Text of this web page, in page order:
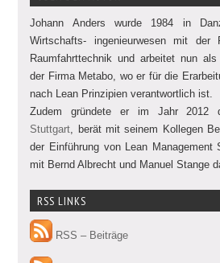
Johann Anders wurde 1984 in
Wirtschafts- ingenieurwesen mit der
Raumfahrttechnik und arbeitet nun
der Firma Metabo, wo er für die
nach Lean Prinzipien verantwortlich ist.
Zudem gründete er im Jahr 2012
Stuttgart , berät mit seinem Kollegen
der Einführung von Lean Management
mit Bernd Albrecht und Manuel Stange
RSS LINKS
RSS – Beiträge